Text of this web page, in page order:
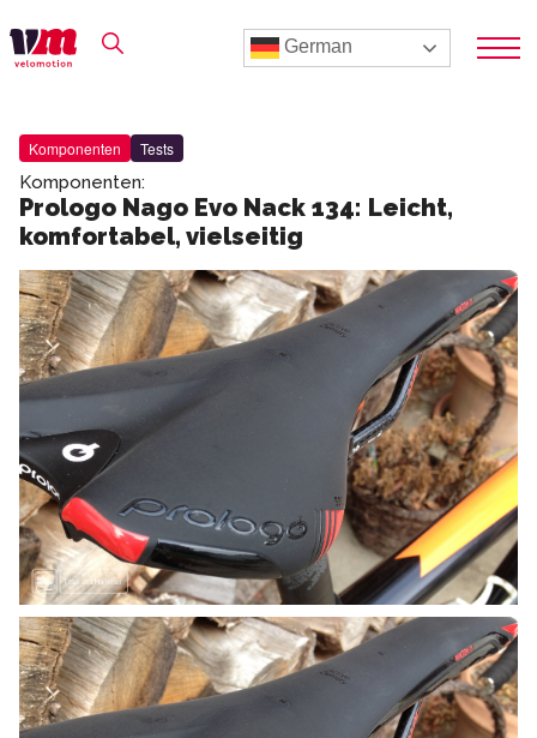
German
Komponenten Tests
Komponenten:
Prologo Nago Evo Nack 134: Leicht,
komfortabel, vielseitig